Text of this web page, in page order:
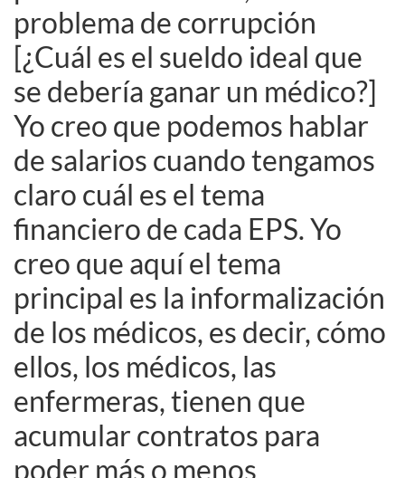
problema de corrupción
[¿Cuál es el sueldo ideal que
se debería ganar un médico?]
Yo creo que podemos hablar
de salarios cuando tengamos
claro cuál es el tema
financiero de cada EPS. Yo
creo que aquí el tema
principal es la informalización
de los médicos, es decir, cómo
ellos, los médicos, las
enfermeras, tienen que
acumular contratos para
poder más o menos